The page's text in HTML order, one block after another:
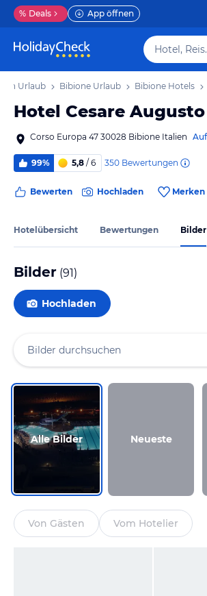
% Deals App öffnen
Urlaub Bibione Urlaub Bibione Hotels
Hotel Cesare Augusto
Corso Europa 47 30028 Bibione Italien
99% 5,8 / 6 350 Bewertungen
Bewerten Hochladen Merken
Hotelübersicht Bewertungen Bilder
Bilder (91)
Hochladen
Alle Bilder Neueste
Von Gästen Vom Hotelier